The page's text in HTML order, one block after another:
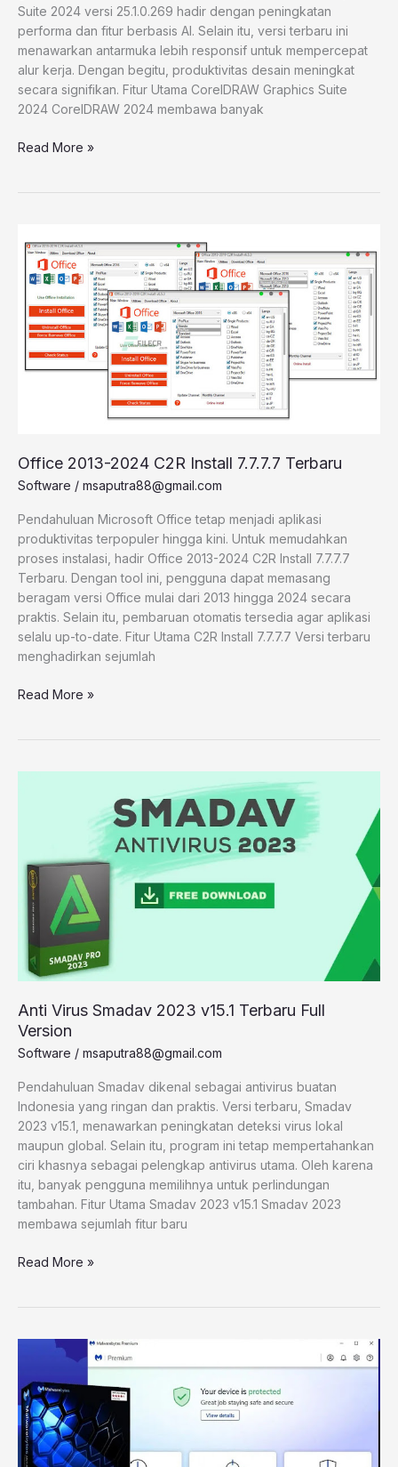
Suite 2024 versi 25.1.0.269 hadir dengan peningkatan
performa dan fitur berbasis AI. Selain itu, versi terbaru ini
menawarkan antarmuka lebih responsif untuk mempercepat
alur kerja. Dengan begitu, produktivitas desain meningkat
secara signifikan. Fitur Utama CorelDRAW Graphics Suite
2024 CorelDRAW 2024 membawa banyak
Read More »
Office 2013-2024 C2R Install 7.7.7.7 Terbaru
Software / msaputra88@gmail.com
Pendahuluan Microsoft Office tetap menjadi aplikasi
produktivitas terpopuler hingga kini. Untuk memudahkan
proses instalasi, hadir Office 2013-2024 C2R Install 7.7.7.7
Terbaru. Dengan tool ini, pengguna dapat memasang
beragam versi Office mulai dari 2013 hingga 2024 secara
praktis. Selain itu, pembaruan otomatis tersedia agar aplikasi
selalu up-to-date. Fitur Utama C2R Install 7.7.7.7 Versi terbaru
menghadirkan sejumlah
2013-
2024
Install
7.7.7.7
Terbaru
Read More »
Anti Virus Smadav 2023 v15.1 Terbaru Full
Version
Software / msaputra88@gmail.com
Pendahuluan Smadav dikenal sebagai antivirus buatan
Indonesia yang ringan dan praktis. Versi terbaru, Smadav
2023 v15.1, menawarkan peningkatan deteksi virus lokal
maupun global. Selain itu, program ini tetap mempertahankan
ciri khasnya sebagai pelengkap antivirus utama. Oleh karena
itu, banyak pengguna memilihnya untuk perlindungan
tambahan. Fitur Utama Smadav 2023 v15.1 Smadav 2023
membawa sejumlah fitur baru
v15.1
Terbaru
Full
Version
Read More »
Malwarebytes
5.0.17.99
Full
Terbaru
2024